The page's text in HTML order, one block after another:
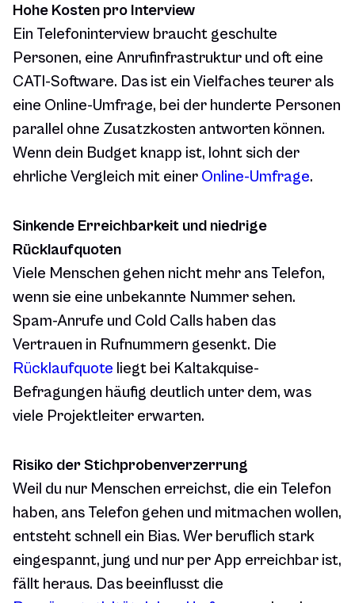
Hohe Kosten pro Interview
Ein Telefoninterview braucht geschulte
Personen, eine Anrufinfrastruktur und oft eine
CATI-Software. Das ist ein Vielfaches teurer als
eine Online-Umfrage, bei der hunderte Personen
parallel ohne Zusatzkosten antworten können.
Wenn dein Budget knapp ist, lohnt sich der
ehrliche Vergleich mit einer Online-Umfrage.
Sinkende Erreichbarkeit und niedrige
Rücklaufquoten
Viele Menschen gehen nicht mehr ans Telefon,
wenn sie eine unbekannte Nummer sehen.
Spam-Anrufe und Cold Calls haben das
Vertrauen in Rufnummern gesenkt. Die
Rücklaufquote liegt bei Kaltakquise-
Befragungen häufig deutlich unter dem, was
viele Projektleiter erwarten.
Risiko der Stichprobenverzerrung
Weil du nur Menschen erreichst, die ein Telefon
haben, ans Telefon gehen und mitmachen wollen,
entsteht schnell ein Bias. Wer beruflich stark
eingespannt, jung und nur per App erreichbar ist,
fällt heraus. Das beeinflusst die